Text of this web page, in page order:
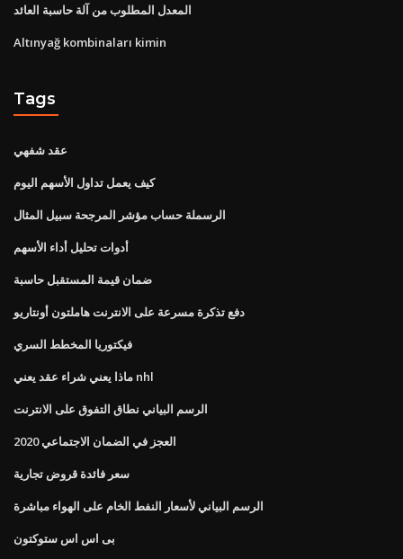
المعدل المطلوب من آلة حاسبة العائد
Altınyağ kombinaları kimin
Tags
عقد شفهي
كيف يعمل تداول الأسهم اليوم
الرسملة حساب مؤشر المرجحة سبيل المثال
أدوات تحليل أداء الأسهم
ضمان قيمة المستقبل حاسبة
دفع تذكرة مسرعة على الانترنت هاملتون أونتاريو
فيكتوريا المخطط السري
ماذا يعني شراء عقد يعني nhl
الرسم البياني نطاق التفوق على الانترنت
العجز في الضمان الاجتماعي 2020
سعر فائدة قروض تجارية
الرسم البياني لأسعار النفط الخام على الهواء مباشرة
بى اس اس ستوكتون